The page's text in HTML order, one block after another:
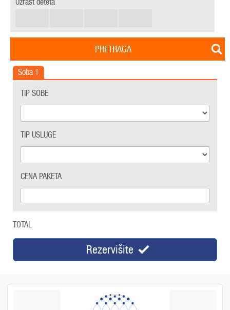
PRETRAGA
Soba 1
TIP SOBE
TIP USLUGE
CENA PAKETA
TOTAL
Rezervišite